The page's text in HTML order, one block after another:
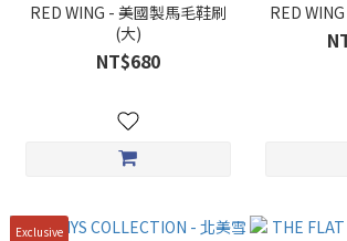
RED WING - 美國製馬毛鞋刷
(大)
NT$680
RED
Exclusive